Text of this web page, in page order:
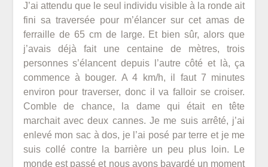
J’ai attendu que le seul individu visible à la ronde ait
fini sa traversée pour m’élancer sur cet amas de
ferraille de 65 cm de large. Et bien sûr, alors que
j’avais déjà fait une centaine de mètres, trois
personnes s’élancent depuis l’autre côté et là, ça
commence à bouger. A 4 km/h, il faut 7 minutes
environ pour traverser, donc il va falloir se croiser.
Comble de chance, la dame qui était en tête
marchait avec deux cannes. Je me suis arrêté, j’ai
enlevé mon sac à dos, je l’ai posé par terre et je me
suis collé contre la barrière un peu plus loin. Le
monde est passé et nous avons bavardé un moment